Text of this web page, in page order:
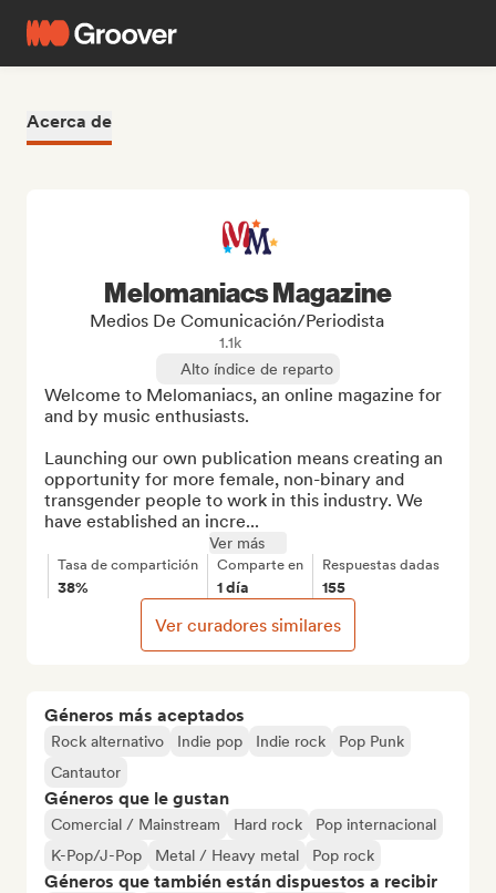
Acerca de
Géneros más aceptados
Rock alternativo Indie pop Indie rock
Pop Punk
Cantautor
Géneros que le gustan
Comercial / Mainstream Hard rock
Pop internacional
K-Pop/J-Pop
Metal / Heavy metal Pop rock
Géneros que también están dispuestos a recibir
Melomaniacs Magazine
Medios De Comunicación/Periodista
1.1k
Alto índice de reparto
Welcome to Melomaniacs, an online magazine for
and by music enthusiasts.
Launching our own publication means creating an
opportunity for more female, non-binary and
transgender people to work in this industry. We
have established an incre...
Ver más
Tasa de compartición
38%
Comparte en
1 día
Respuestas dadas
155
Ver curadores similares